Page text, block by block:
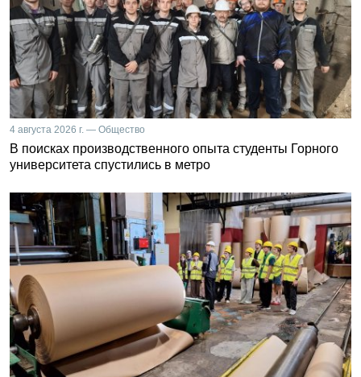
4 августа 2026 г. — Общество
В поисках производственного опыта студенты Горного
университета спустились в метро